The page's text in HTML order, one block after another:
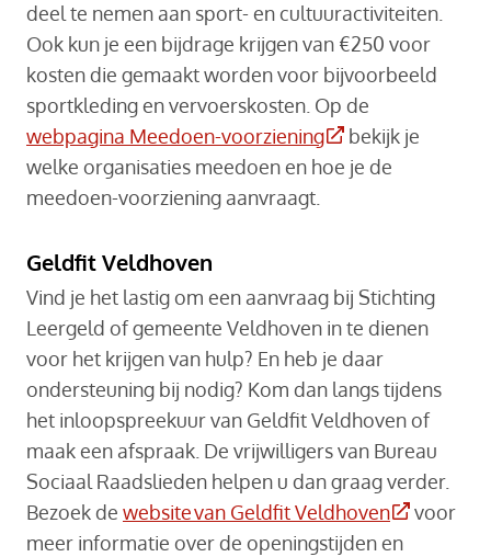
deel te nemen aan sport- en cultuuractiviteiten.
Ook kun je een bijdrage krijgen van €250 voor
kosten die gemaakt worden voor bijvoorbeeld
sportkleding en vervoerskosten. Op de
webpagina Meedoen-voorziening(Deze link gaat
bekijk je
welke organisaties meedoen en hoe je de
meedoen-voorziening aanvraagt.
Geldfit Veldhoven
Vind je het lastig om een aanvraag bij Stichting
Leergeld of gemeente Veldhoven in te dienen
voor het krijgen van hulp? En heb je daar
ondersteuning bij nodig? Kom dan langs tijdens
het inloopspreekuur van Geldfit Veldhoven of
maak een afspraak. De vrijwilligers van Bureau
Sociaal Raadslieden helpen u dan graag verder.
Bezoek de website van Geldfit Veldhoven(Deze link
voor
meer informatie over de openingstijden en